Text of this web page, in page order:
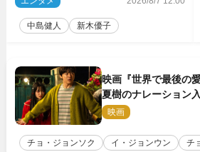
中島健人 新木優子
映画『世界で最後の
夏樹のナレーション
れ出る温かさに涙が
映画
チョ・ジョンソク イ・ジョンウン チ